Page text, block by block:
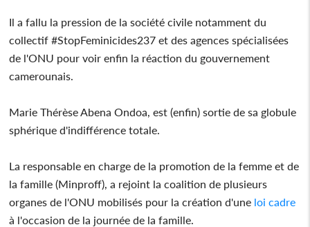
Il a fallu la pression de la société civile notamment du
collectif #StopFeminicides237 et des agences spécialisées
de l'ONU pour voir enfin la réaction du gouvernement
camerounais.
Marie Thérèse Abena Ondoa, est (enfin) sortie de sa globule
sphérique d'indifférence totale.
La responsable en charge de la promotion de la femme et de
la famille (Minproff), a rejoint la coalition de plusieurs
organes de l'ONU mobilisés pour la création d'une loi cadre
à l'occasion de la journée de la famille.